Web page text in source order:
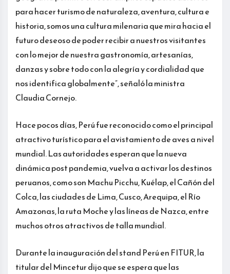
para hacer turismo de naturaleza, aventura, cultura e
historia, somos una cultura milenaria que mira hacia el
futuro deseoso de poder recibir a nuestros visitantes
con lo mejor de nuestra gastronomía, artesanías,
danzas y sobre todo con la alegría y cordialidad que
nos identifica globalmente”, señaló la ministra
Claudia Cornejo.
Hace pocos días, Perú fue reconocido como el principal
atractivo turístico para el avistamiento de aves a nivel
mundial. Las autoridades esperan que la nueva
dinámica post pandemia, vuelva a activar los destinos
peruanos, como son Machu Picchu, Kuélap, el Cañón del
Colca, las ciudades de Lima, Cusco, Arequipa, el Río
Amazonas, la ruta Moche y las líneas de Nazca, entre
muchos otros atractivos de talla mundial.
Durante la inauguración del stand Perú en FITUR, la
titular del Mincetur dijo que se espera que las